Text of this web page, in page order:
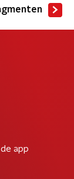
app